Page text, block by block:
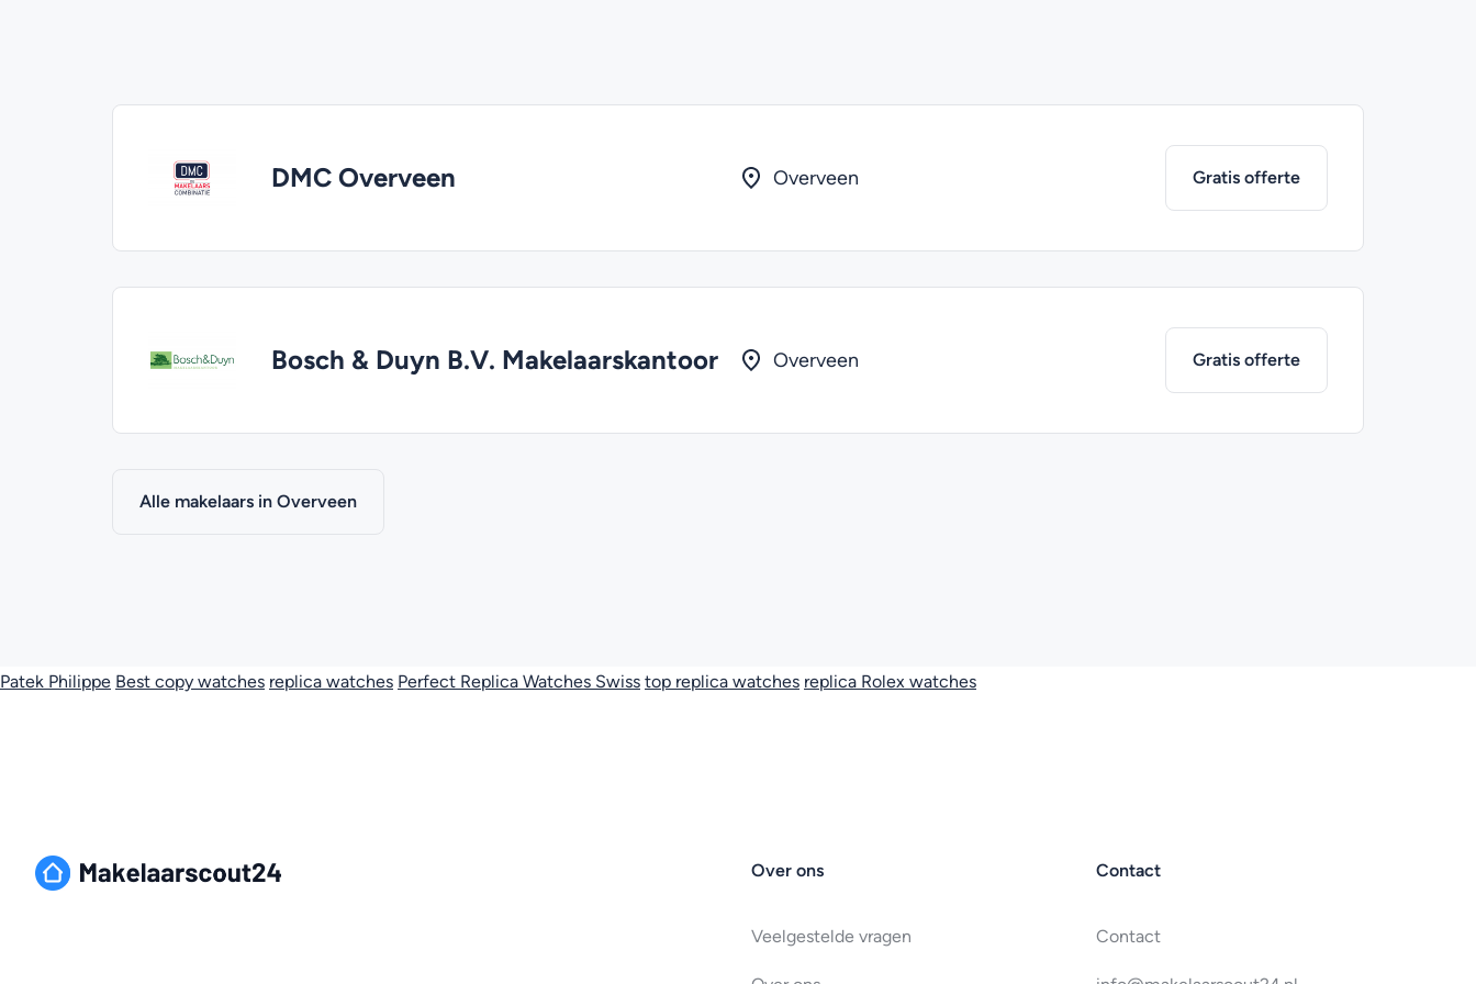
DMC Overveen Overveen Gratis offerte
Bosch & Duyn B.V. Makelaarskantoor Overveen Gratis offerte
Alle makelaars in Overveen
Patek Philippe Best copy watches replica watches Perfect Replica Watches Swiss top replica watches replica Rolex watches
Over ons
Veelgestelde vragen
Contact
Contact